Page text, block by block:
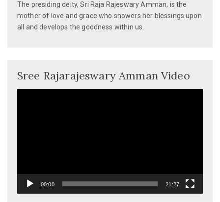
The presiding deity, Sri Raja Rajeswary Amman, is the
mother of love and grace who showers her blessings upon
all and develops the goodness within us.
Sree Rajarajeswary Amman Video
00:00 21:27